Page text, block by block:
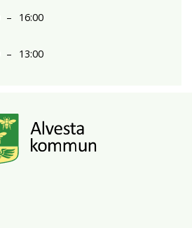
– 16:00
– 13:00